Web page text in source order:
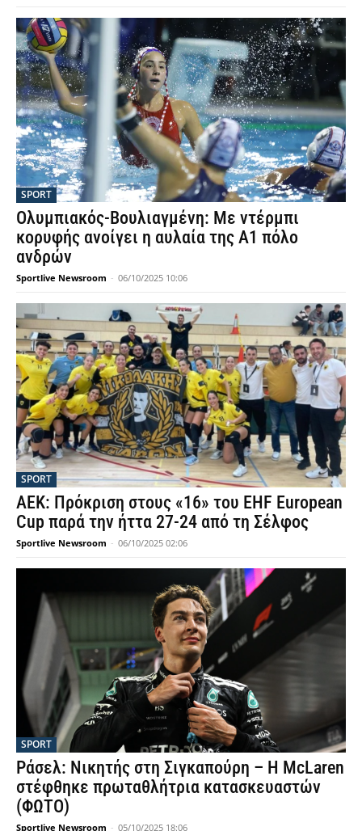
SPORT
Ολυμπιακός-Βουλιαγμένη: Με ντέρμπι
κορυφής ανοίγει η αυλαία της Α1 πόλο
ανδρών
Sportlive Newsroom - 06/10/2025 10:06
SPORT
ΑΕΚ: Πρόκριση στους «16» του EHF European
Cup παρά την ήττα 27-24 από τη Σέλφος
Sportlive Newsroom - 06/10/2025 02:06
SPORT
Ράσελ: Νικητής στη Σιγκαπούρη – Η McLaren
στέφθηκε πρωταθλήτρια κατασκευαστών
(ΦΩΤΟ)
Sportlive Newsroom - 05/10/2025 18:06